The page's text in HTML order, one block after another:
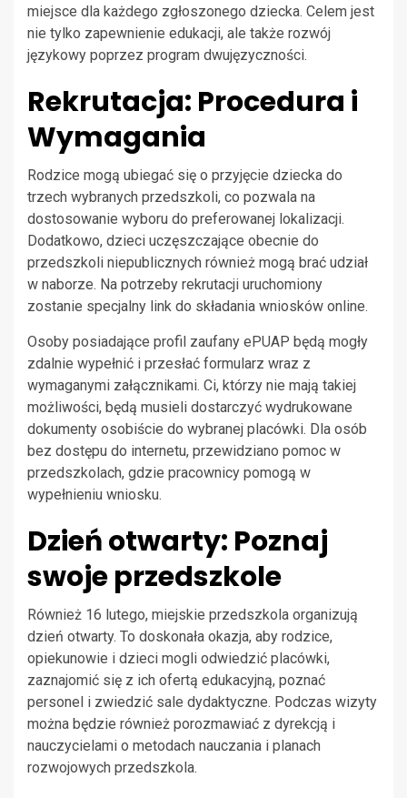
miejsce dla każdego zgłoszonego dziecka. Celem jest
nie tylko zapewnienie edukacji, ale także rozwój
językowy poprzez program dwujęzyczności.
Rekrutacja: Procedura i
Wymagania
Rodzice mogą ubiegać się o przyjęcie dziecka do
trzech wybranych przedszkoli, co pozwala na
dostosowanie wyboru do preferowanej lokalizacji.
Dodatkowo, dzieci uczęszczające obecnie do
przedszkoli niepublicznych również mogą brać udział
w naborze. Na potrzeby rekrutacji uruchomiony
zostanie specjalny link do składania wniosków online.
Osoby posiadające profil zaufany ePUAP będą mogły
zdalnie wypełnić i przesłać formularz wraz z
wymaganymi załącznikami. Ci, którzy nie mają takiej
możliwości, będą musieli dostarczyć wydrukowane
dokumenty osobiście do wybranej placówki. Dla osób
bez dostępu do internetu, przewidziano pomoc w
przedszkolach, gdzie pracownicy pomogą w
wypełnieniu wniosku.
Dzień otwarty: Poznaj
swoje przedszkole
Również 16 lutego, miejskie przedszkola organizują
dzień otwarty. To doskonała okazja, aby rodzice,
opiekunowie i dzieci mogli odwiedzić placówki,
zaznajomić się z ich ofertą edukacyjną, poznać
personel i zwiedzić sale dydaktyczne. Podczas wizyty
można będzie również porozmawiać z dyrekcją i
nauczycielami o metodach nauczania i planach
rozwojowych przedszkola.